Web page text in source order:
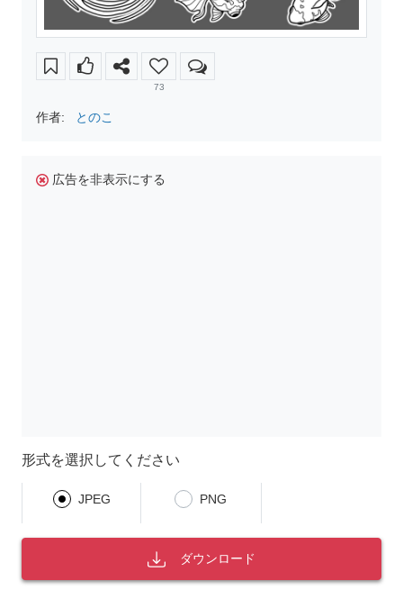
73
作者: とのこ
広告を非表示にする
形式を選択してください
JPEG PNG
ダウンロード